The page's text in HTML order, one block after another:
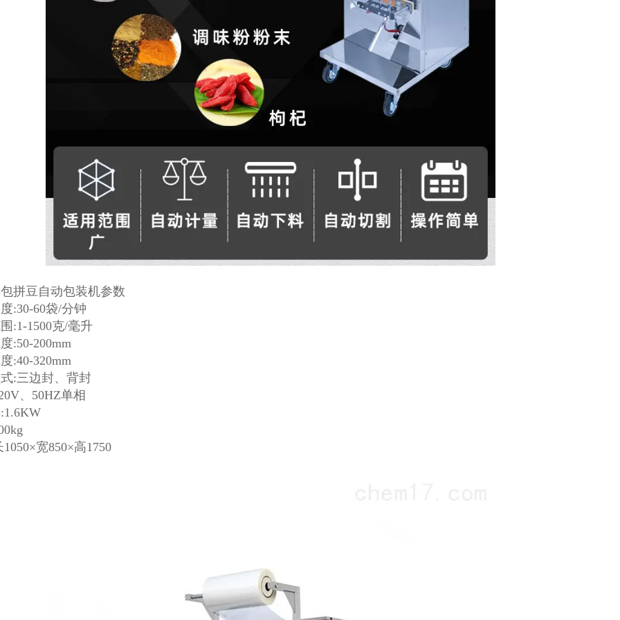
拼豆自动包装机参数
:30-60袋/分钟
:1-1500克/毫升
:50-200mm
:40-320mm
:三边封、背封
、50HZ单相
宽850×高1750